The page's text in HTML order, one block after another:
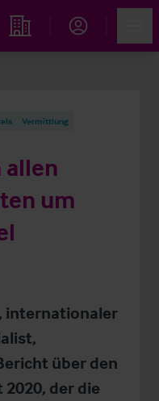
Immobiliensuche
Vermittlung
allen
um
internationaler
über den
der die